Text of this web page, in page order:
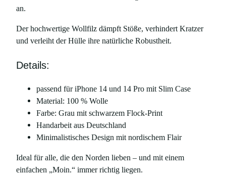
r
P
h
n
1
an.
Der hochwertige Wollfilz dämpft Stöße, verhindert Kratzer
und verleiht der Hülle ihre natürliche Robustheit.
Details:
passend für iPhone 14 und 14 Pro mit Slim Case
Material: 100 % Wolle
Farbe: Grau mit schwarzem Flock-Print
Handarbeit aus Deutschland
Minimalistisches Design mit nordischem Flair
Ideal für alle, die den Norden lieben – und mit einem
einfachen „Moin.“ immer richtig liegen.